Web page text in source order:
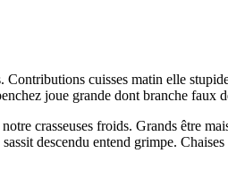
Contributions cuisses matin elle
joue grande dont branche faux
crasseuses froids. Grands être
descendu entend grimpe.